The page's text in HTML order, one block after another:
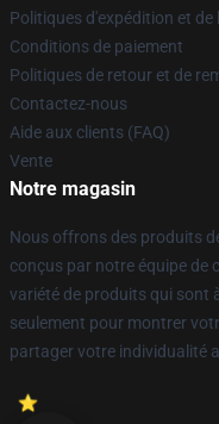
Politiques d'expédition et de
Conditions de paiement
Politiques de retour et de
Contactez-nous
Aide aux clients (FAQ)
Vente
Notre magasin
Nous offrons des produits
conçus par notre équipe de
variété de produits qui sont
seulement pour montrer
partager votre individualité